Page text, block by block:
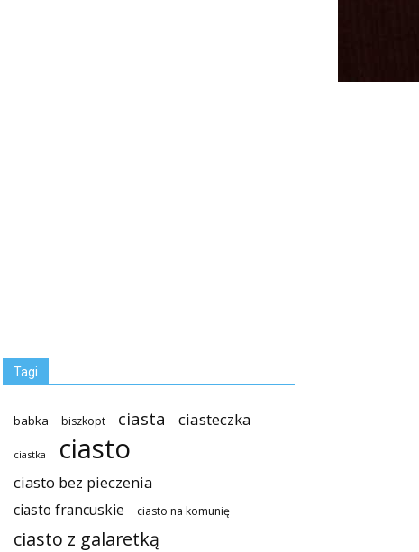
Tagi
babka biszkopt ciasta ciasteczka
ciastka ciasto
ciasto bez pieczenia
ciasto francuskie ciasto na komunię
ciasto z galaretką